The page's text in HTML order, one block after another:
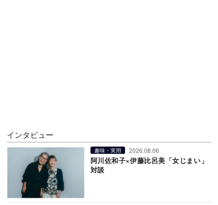
インタビュー
趣味・実用 2026.08.06
阿川佐和子×伊藤比呂美「女じまい」
対談